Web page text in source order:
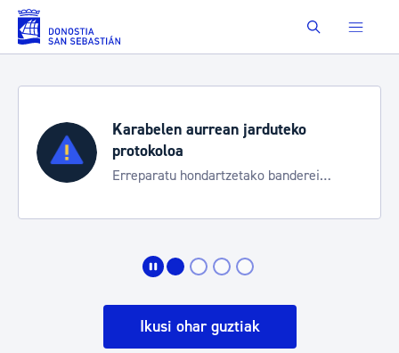
Eduki nagusira joan Buscar
Karabelen aurrean jarduteko
protokoloa
Erreparatu hondartzetako banderei
Ikusi ohar guztiak